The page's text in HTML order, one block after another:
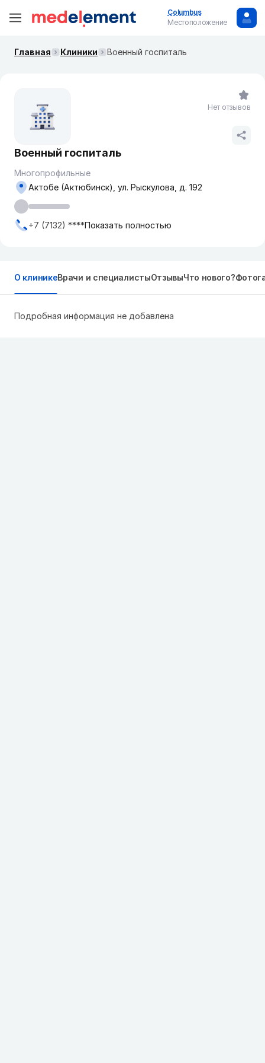
Columbus
Местоположение
Главная Клиники Военный госпиталь
Военный госпиталь
Многопрофильные
Актобе (Актюбинск), ул. Рыскулова, д. 192
+7 (7132) ****Показать полностью
Нет отзывов
О клиникеВрачи и специалистыОтзывыЧто нового?
Подробная информация не добавлена